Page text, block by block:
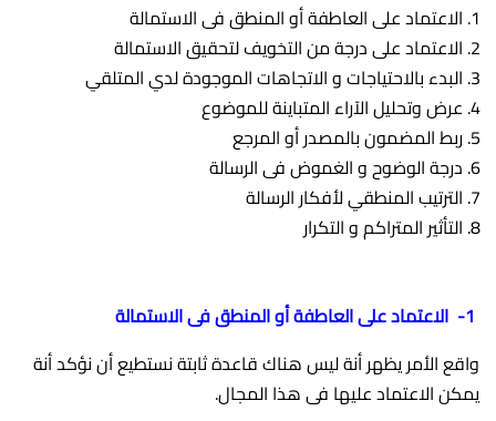
الاعتماد على العاطفة أو المنطق فى الاستمالة
الاعتماد على درجة من التخويف لتحقيق الاستمالة
البدء بالاحتياجات و الاتجاهات الموجودة لدي المتلقي
عرض وتحليل الآراء المتباينة للموضوع
ربط المضمون بالمصدر أو المرجع
درجة الوضوح و الغموض فى الرسالة
الترتيب المنطقي لأفكار الرسالة
التأثير المتراكم و التكرار
1- الاعتماد على العاطفة أو المنطق فى الاستمالة
واقع الأمر يظهر أنة ليس هناك قاعدة ثابتة نستطيع أن نؤكد أنة
يمكن الاعتماد عليها فى هذا المجال.